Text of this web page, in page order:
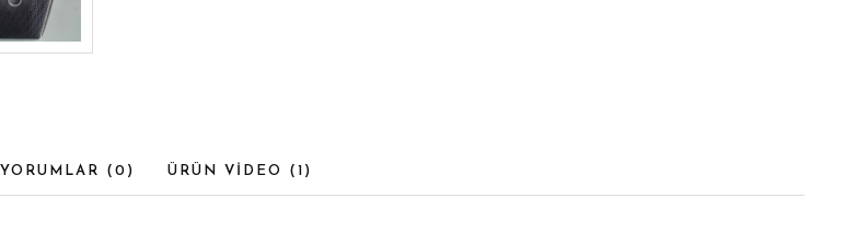
YORUMLAR ( 0 ) ÜRÜN VİDEO ( 1 )